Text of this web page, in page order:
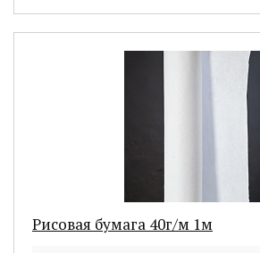
Рисовая бумага 40г/м 1м